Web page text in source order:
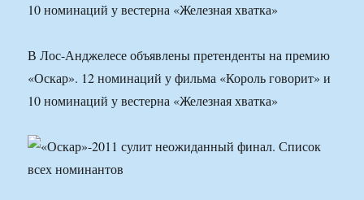
10 номинаций у вестерна «Железная хватка»
В Лос-Анджелесе объявлены претенденты на премию
«Оскар». 12 номинаций у фильма «Король говорит» и
10 номинаций у вестерна «Железная хватка»